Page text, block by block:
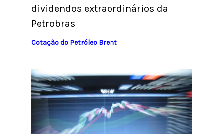
dividendos extraordinários da
Petrobras
Cotação do Petróleo Brent